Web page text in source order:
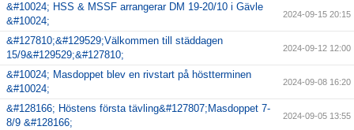
&#10024; HSS & MSSF arrangerar DM 19-20/10 i Gävle
&#10024;
2024-09-15 20:15
&#127810;&#129529;Välkommen till städdagen
15/9&#129529;&#127810;
2024-09-12 12:00
&#10024; Masdoppet blev en rivstart på höstterminen
&#10024;
2024-09-08 16:20
&#128166; Höstens första tävling&#127807;Masdoppet 7-
8/9 &#128166;
2024-09-05 13:55